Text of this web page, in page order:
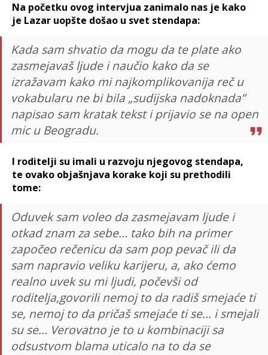
Na početku ovog intervjua zanimalo nas je kako
je Lazar uopšte došao u svet stendapa:
Kada sam shvatio da mogu da te plate ako
zasmejavaš ljude i naučio kako da se
izražavam kako mi najkomplikovanija reč u
vokabularu ne bi bila „sudijska nadoknada”
napisao sam kratak tekst i prijavio se na open
mic u Beogradu.
I roditelji su imali u razvoju njegovog stendapa,
te ovako objašnjava korake koji su prethodili
tome:
Oduvek sam voleo da zasmejavam ljude i
otkad znam za sebe... tako bih na primer
započeo rečenicu da sam pop pevač ili da
sam napravio veliku karijeru, a, ako ćemo
realno uvek su mi ljudi, počevši od
roditelja,govorili nemoj to da radiš smejaće ti
se, nemoj to da pričaš smejaće ti se... i smejali
su se... Verovatno je to u kombinaciji sa
odsustvom blama uticalo na to da se